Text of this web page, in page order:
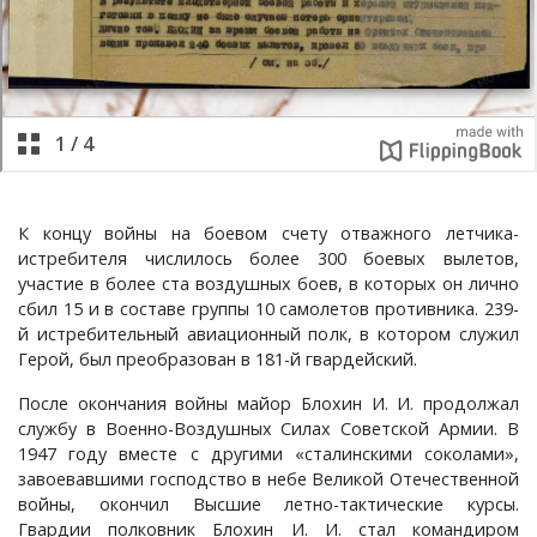
К концу войны на боевом счету отважного летчика-
истребителя числилось более 300 боевых вылетов,
участие в более ста воздушных боев, в которых он лично
сбил 15 и в составе группы 10 самолетов противника. 239-
й истребительный авиационный полк, в котором служил
Герой, был преобразован в 181-й гвардейский.
После окончания войны майор Блохин И. И. продолжал
службу в Военно-Воздушных Силах Советской Армии. В
1947 году вместе с другими «сталинскими соколами»,
завоевавшими господство в небе Великой Отечественной
войны, окончил Высшие летно-тактические курсы.
Гвардии полковник Блохин И. И. стал командиром
Шатнево, деревня
Швариха, деревня
Каменово, деревня
Камешково, город
Карякино, деревня
Кирюшино, деревня
Коверино, село
Колосово, деревня
Константиновка, деревня
Краснознаменский, поселок
Санаторий имени Абельмана, поселок
Санниково, село
Сенино, деревня
Смехра, деревня
Смолино, село
Тынцы, село
Федотово, деревня
Федуриха, деревня
Черсево, село
Южный, поселок
Янево, село